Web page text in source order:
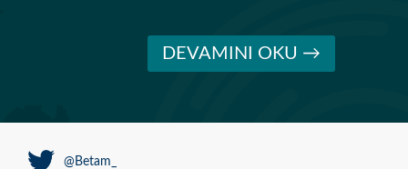
DEVAMINI OKU →
@Betam_